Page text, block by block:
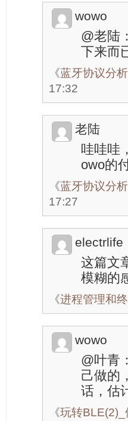
wowo
@老陆
下来而
《蓝牙协议分
17:32
老陆
哇哇哇
owo的
《蓝牙协议分
17:27
electrlife
这篇文
模糊的
《进程管理和
wowo
@叶青
己做的
话，估
《玩转